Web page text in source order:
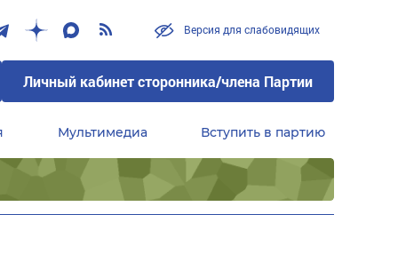
Версия для слабовидящих
Личный кабинет сторонника/члена Партии
Мультимедиа Вступить в партию